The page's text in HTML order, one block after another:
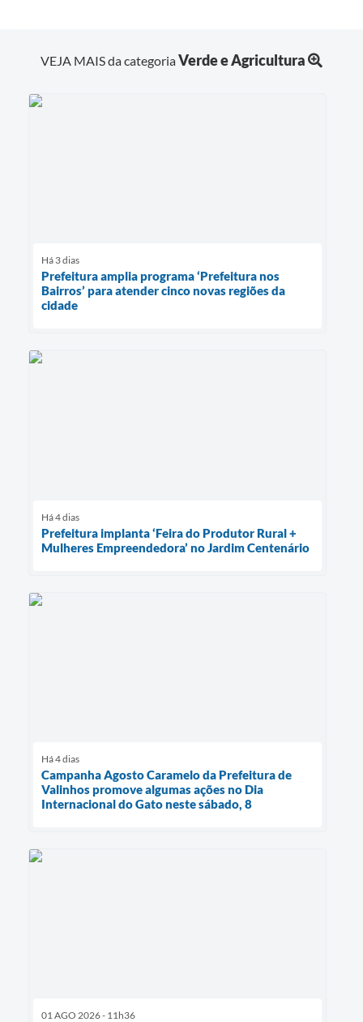
VEJA MAIS da categoriaVerde e Agricultura
Há 3 dias
Prefeitura amplia programa ‘Prefeitura nos
Bairros’ para atender cinco novas regiões da
cidade
Há 4 dias
Prefeitura implanta ‘Feira do Produtor Rural +
Mulheres Empreendedora’ no Jardim Centenário
Há 4 dias
Campanha Agosto Caramelo da Prefeitura de
Valinhos promove algumas ações no Dia
Internacional do Gato neste sábado, 8
01 AGO 2026 - 11h36